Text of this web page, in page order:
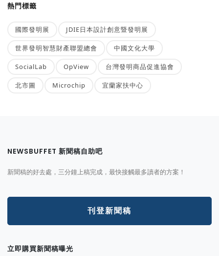
熱門標籤
國際發明展 JDIE日本設計創意暨發明展
世界發明智慧財產聯盟總會 中國文化大學
SocialLab OpView 台灣發明商品促進協會
北市圖 Microchip 宜蘭家扶中心
NEWSBUFFET 新聞稿自助吧
新聞稿的好去處，三分鐘上稿完成，最快接觸最多讀者的方案！
刊登新聞稿
立即購買新聞稿曝光